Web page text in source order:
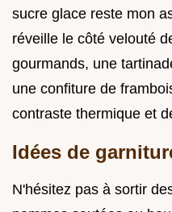
sucre glace reste mon
réveille le côté velouté
gourmands, une
une confiture de
contraste thermique et
Idées de
N'hésitez pas à sortir